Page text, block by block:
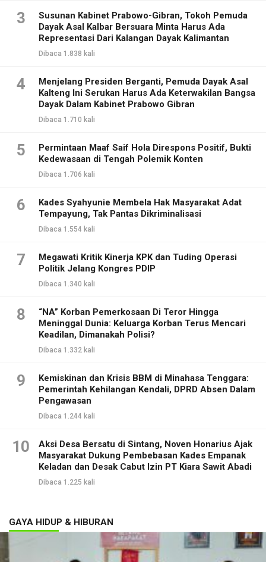
3
Susunan Kabinet Prabowo-Gibran, Tokoh Pemuda
Dayak Asal Kalbar Bersuara Minta Harus Ada
Representasi Dari Kalangan Dayak Kalimantan
Dibaca 1.838 kali
4
Menjelang Presiden Berganti, Pemuda Dayak Asal
Kalteng Ini Serukan Harus Ada Keterwakilan Bangsa
Dayak Dalam Kabinet Prabowo Gibran
Dibaca 1.710 kali
5
Permintaan Maaf Saif Hola Direspons Positif, Bukti
Kedewasaan di Tengah Polemik Konten
Dibaca 1.706 kali
6
Kades Syahyunie Membela Hak Masyarakat Adat
Tempayung, Tak Pantas Dikriminalisasi
Dibaca 1.554 kali
7
Megawati Kritik Kinerja KPK dan Tuding Operasi
Politik Jelang Kongres PDIP
Dibaca 1.340 kali
8
“NA” Korban Pemerkosaan Di Teror Hingga
Meninggal Dunia: Keluarga Korban Terus Mencari
Keadilan, Dimanakah Polisi?
Dibaca 1.332 kali
9
Kemiskinan dan Krisis BBM di Minahasa Tenggara:
Pemerintah Kehilangan Kendali, DPRD Absen Dalam
Pengawasan
Dibaca 1.244 kali
10
Aksi Desa Bersatu di Sintang, Noven Honarius Ajak
Masyarakat Dukung Pembebasan Kades Empanak
Keladan dan Desak Cabut Izin PT Kiara Sawit Abadi
Dibaca 1.225 kali
GAYA HIDUP & HIBURAN